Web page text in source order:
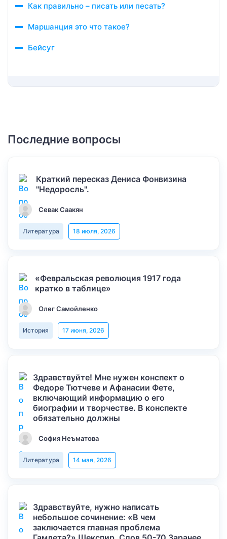
Как правильно – писать или песать?
Маршанция это что такое?
Бейсуг
Последние вопросы
Краткий пересказ Дениса Фонвизина
"Недоросль".
Севак Саакян
Литература 18 июля, 2026
«Февральская революция 1917 года
кратко в таблице»
Олег Самойленко
История 17 июня, 2026
Здравствуйте! Мне нужен конспект о
Федоре Тютчеве и Афанасии Фете,
включающий информацию о его
биографии и творчестве. В конспекте
обязательно должны
София Неъматова
Литература 14 мая, 2026
Здравствуйте, нужно написать
небольшое сочинение: «В чем
заключается главная проблема